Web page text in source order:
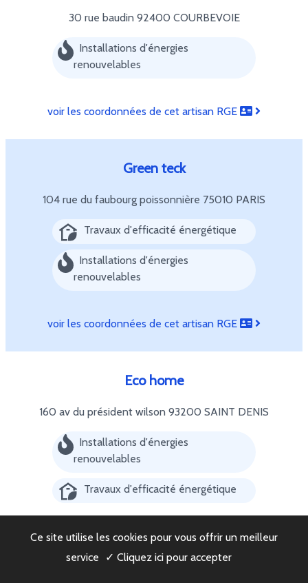
30 rue baudin 92400 COURBEVOIE
Installations d'énergies
renouvelables
voir les coordonnées de cet artisan RGE
Green teck
104 rue du faubourg poissonnière 75010 PARIS
Travaux d'efficacité énergétique
Installations d'énergies
renouvelables
voir les coordonnées de cet artisan RGE
Eco home
160 av du président wilson 93200 SAINT DENIS
Installations d'énergies
renouvelables
Travaux d'efficacité énergétique
voir les coordonnées de cet artisan RGE
Ce site utilise les cookies pour vous offrir un meilleur
service
✓ Cliquez ici pour accepter